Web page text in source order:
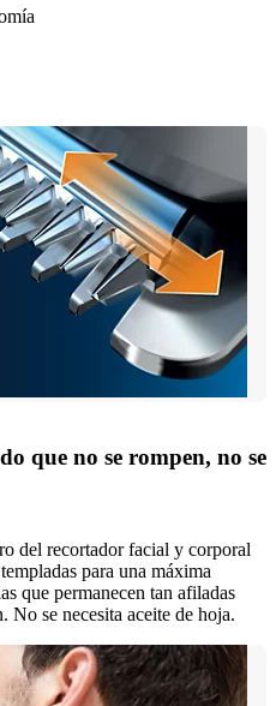
que no se rompen, no se
del recortador facial y corporal
para una máxima
que permanecen tan afiladas
se necesita aceite de hoja.